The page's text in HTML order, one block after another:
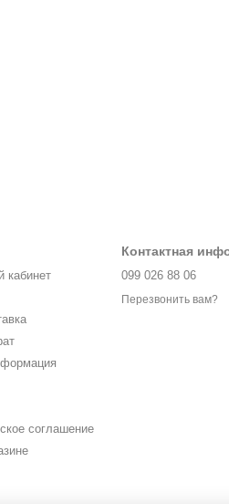
кабинет
соглашение
Контактная
099 026 88 06
Перезвонить вам?